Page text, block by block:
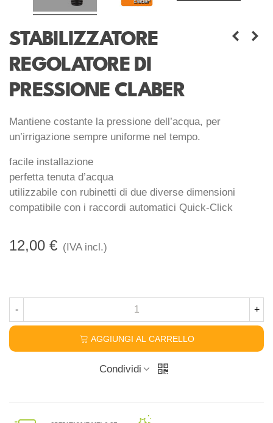
STABILIZZATORE
REGOLATORE DI
PRESSIONE CLABER
Mantiene costante la pressione dell’acqua, per
un’irrigazione sempre uniforme nel tempo.
facile installazione
perfetta tenuta d’acqua
utilizzabile con rubinetti di due diverse dimensioni
compatibile con i raccordi automatici Quick-Click
12,00 € (IVA incl.)
- +
AGGIUNGI AL CARRELLO
Condividi